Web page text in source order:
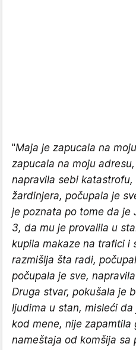
"Maja je zapucala na
zapucala na moju
napravila sebi
žardinjera, počupala je
je poznata po tome da je
3, da mu je provalila u
kupila makaze na trafici i
razmišlja šta radi,
počupala je sve,
Druga stvar, pokušala je
ljudima u stan, misleći
kod mene, nije zapamtila
nameštaja od komšija sa